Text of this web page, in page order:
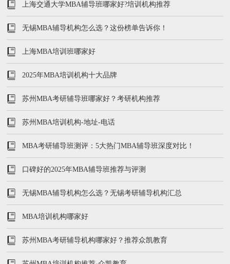
上海交通大学MBA辅导班哪家好?培训机构推荐
无锡MBA辅导机构怎么选？这份榜单告诉你！
上海MBA培训班哪家好
2025年MBA培训机构十大品牌
苏州MBA考研辅导班哪家好？考研机构推荐
苏州MBA培训机构-地址-电话
MBA考研辅导班测评：5大热门MBA辅导班深度对比！
口碑好的2025年MBA辅导班推荐与评测
无锡MBA辅导机构怎么选？无锡考研辅导机构汇总
MBA培训机构哪家好
苏州MBA考研辅导机构哪家好？推荐众凯教育